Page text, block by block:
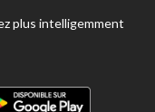
plus intelligemment